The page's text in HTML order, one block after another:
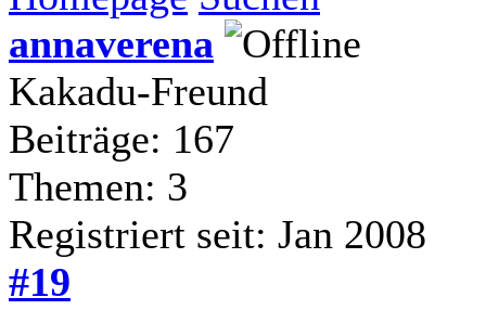
annaverena
Kakadu-Freund
Beiträge: 167
Themen: 3
Registriert seit: Jan 2008
#19